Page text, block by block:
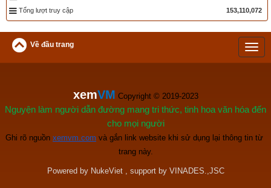
Tổng lượt truy cập 153,110,072
Về đầu trang
xemVM Copyright © 2019-2023
Nguyện làm người dẫn đường mang tri thức, tinh hoa văn hóa đến
cho mọi người
Ghi rõ nguồn xemvm.com và gắn link website khi sử dụng lại thông tin từ
trang này.
Powered by NukeViet, support by VINADES.,JSC